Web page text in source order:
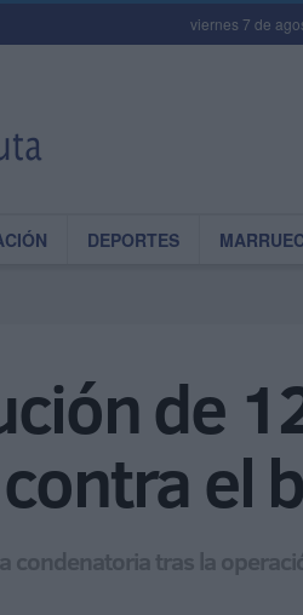
viernes 7 de
DEPORTES
de
el
tras la